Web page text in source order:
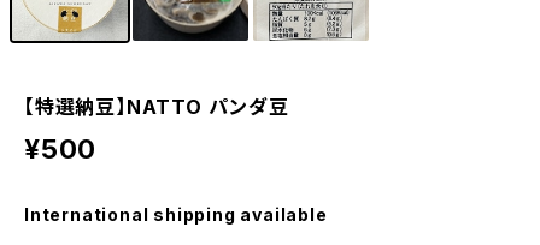
【特選納豆】NATTO パンダ豆
¥500
International shipping available